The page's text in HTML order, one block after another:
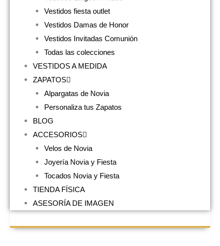
Vestidos fiesta outlet
Vestidos Damas de Honor
Vestidos Invitadas Comunión
Todas las colecciones
VESTIDOS A MEDIDA
ZAPATOS
Alpargatas de Novia
Personaliza tus Zapatos
BLOG
ACCESORIOS
Velos de Novia
Joyería Novia y Fiesta
Tocados Novia y Fiesta
TIENDA FÍSICA
ASESORÍA DE IMAGEN